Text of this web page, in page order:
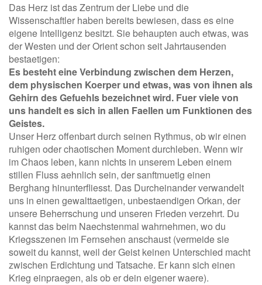
Das Herz ist das Zentrum der Liebe und die
Wissenschaftler haben bereits bewiesen, dass es eine
eigene Intelligenz besitzt. Sie behaupten auch etwas, was
der Westen und der Orient schon seit Jahrtausenden
bestaetigen:
Es besteht eine Verbindung zwischen dem Herzen,
dem physischen Koerper und etwas, was von ihnen als
Gehirn des Gefuehls bezeichnet wird. Fuer viele von
uns handelt es sich in allen Faellen um Funktionen des
Geistes.
Unser Herz offenbart durch seinen Rythmus, ob wir einen
ruhigen oder chaotischen Moment durchleben. Wenn wir
im Chaos leben, kann nichts in unserem Leben einem
stillen Fluss aehnlich sein, der sanftmuetig einen
Berghang hinunterfliesst. Das Durcheinander verwandelt
uns in einen gewalttaetigen, unbestaendigen Orkan, der
unsere Beherrschung und unseren Frieden verzehrt. Du
kannst das beim Naechstenmal wahrnehmen, wo du
Kriegsszenen im Fernsehen anschaust (vermeide sie
soweit du kannst, weil der Geist keinen Unterschied macht
zwischen Erdichtung und Tatsache. Er kann sich einen
Krieg einpraegen, als ob er dein eigener waere).